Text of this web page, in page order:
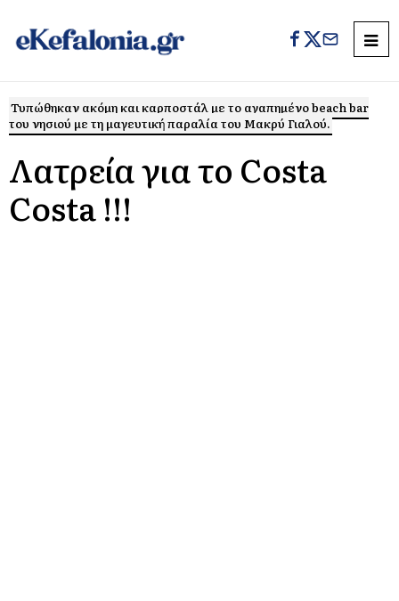
Τυπώθηκαν ακόμη και καρποστάλ με το αγαπημένο beach bar
του νησιού με τη μαγευτική παραλία του Μακρύ Γιαλού.
Λατρεία για το Costa
Costa !!!